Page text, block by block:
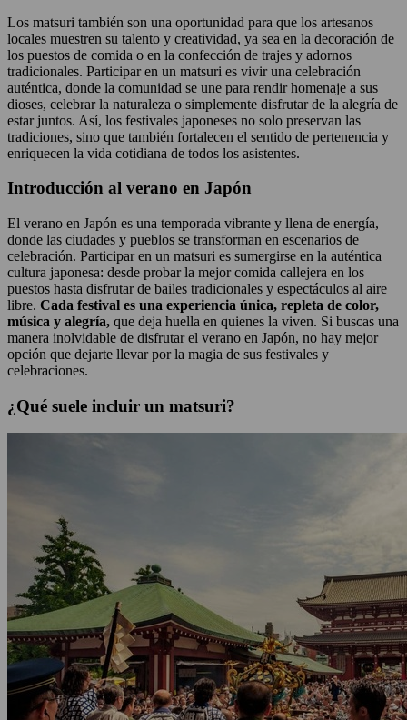
Los matsuri también son una oportunidad para que los artesanos
locales muestren su talento y creatividad, ya sea en la decoración de
los puestos de comida o en la confección de trajes y adornos
tradicionales. Participar en un matsuri es vivir una celebración
auténtica, donde la comunidad se une para rendir homenaje a sus
dioses, celebrar la naturaleza o simplemente disfrutar de la alegría de
estar juntos. Así, los festivales japoneses no solo preservan las
tradiciones, sino que también fortalecen el sentido de pertenencia y
enriquecen la vida cotidiana de todos los asistentes.
Introducción al verano en Japón
El verano en Japón es una temporada vibrante y llena de energía,
donde las ciudades y pueblos se transforman en escenarios de
celebración. Participar en un matsuri es sumergirse en la auténtica
cultura japonesa: desde probar la mejor comida callejera en los
puestos hasta disfrutar de bailes tradicionales y espectáculos al aire
libre. Cada festival es una experiencia única, repleta de color,
música y alegría, que deja huella en quienes la viven. Si buscas una
manera inolvidable de disfrutar el verano en Japón, no hay mejor
opción que dejarte llevar por la magia de sus festivales y
celebraciones.
¿Qué suele incluir un matsuri?